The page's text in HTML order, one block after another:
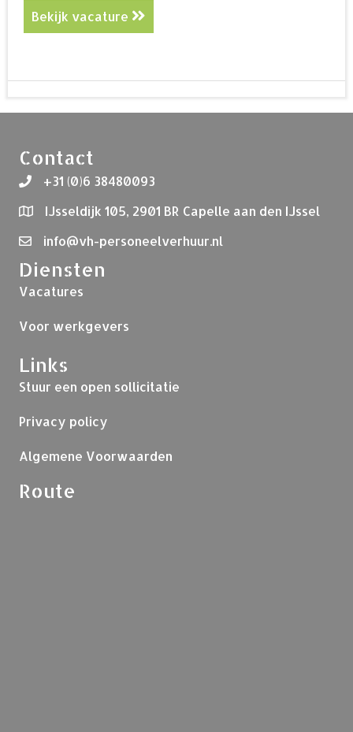
Bekijk vacature
Contact
+31 (0)6 38480093
IJsseldijk 105, 2901 BR Capelle aan den IJssel
info@vh-personeelverhuur.nl
Diensten
Vacatures
Voor werkgevers
Links
Stuur een open sollicitatie
Privacy policy
Algemene Voorwaarden
Route